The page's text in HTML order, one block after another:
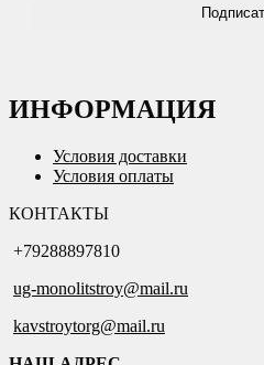
ИНФОРМАЦИЯ
Условия доставки
Условия оплаты
КОНТАКТЫ
+79288897810
ug-monolitstroy@mail.ru
kavstroytorg@mail.ru